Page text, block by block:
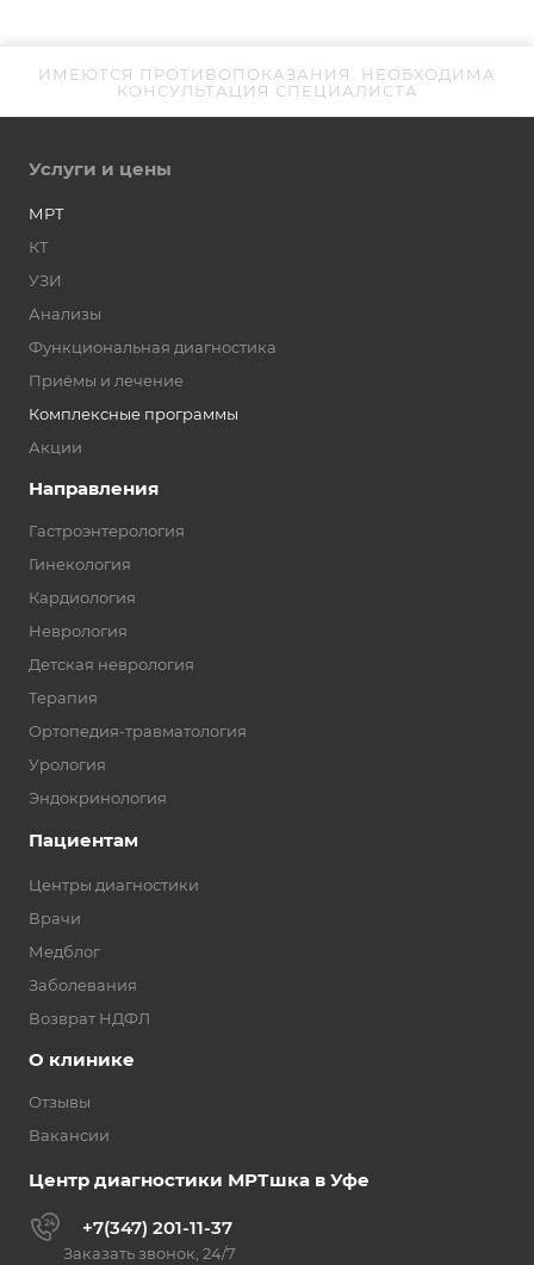
ИМЕЮТСЯ ПРОТИВОПОКАЗАНИЯ. НЕОБХОДИМА
КОНСУЛЬТАЦИЯ СПЕЦИАЛИСТА
Услуги и цены
МРТ
КТ
УЗИ
Анализы
Функциональная диагностика
Приёмы и лечение
Комплексные программы
Акции
Направления
Гастроэнтерология
Гинекология
Кардиология
Неврология
Детская неврология
Терапия
Ортопедия-травматология
Урология
Эндокринология
Пациентам
Центры диагностики
Врачи
Медблог
Заболевания
Возврат НДФЛ
О клинике
Отзывы
Вакансии
Центр диагностики МРТшка в Уфе
+7(347) 201-11-37
Заказать звонок, 24/7